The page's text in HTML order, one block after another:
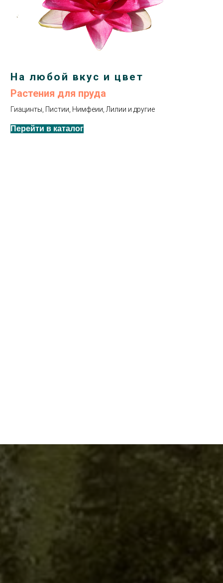
На любой вкус и цвет
Растения для пруда
Гиацинты, Пистии, Нимфеии, Лилии и другие
Перейти в каталог